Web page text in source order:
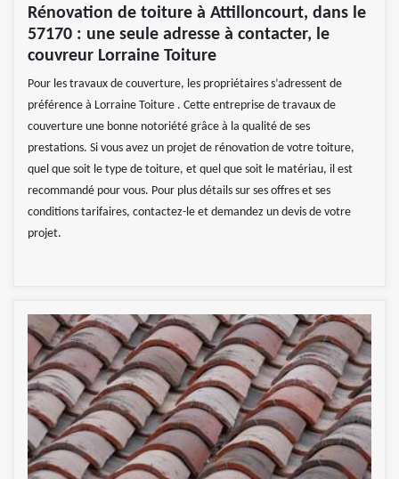
Rénovation de toiture à Attilloncourt, dans le
57170 : une seule adresse à contacter, le
couvreur Lorraine Toiture
Pour les travaux de couverture, les propriétaires s’adressent de
préférence à Lorraine Toiture . Cette entreprise de travaux de
couverture une bonne notoriété grâce à la qualité de ses
prestations. Si vous avez un projet de rénovation de votre toiture,
quel que soit le type de toiture, et quel que soit le matériau, il est
recommandé pour vous. Pour plus détails sur ses offres et ses
conditions tarifaires, contactez-le et demandez un devis de votre
projet.